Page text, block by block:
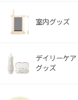
室内グッズ
デイリーケア
グッズ